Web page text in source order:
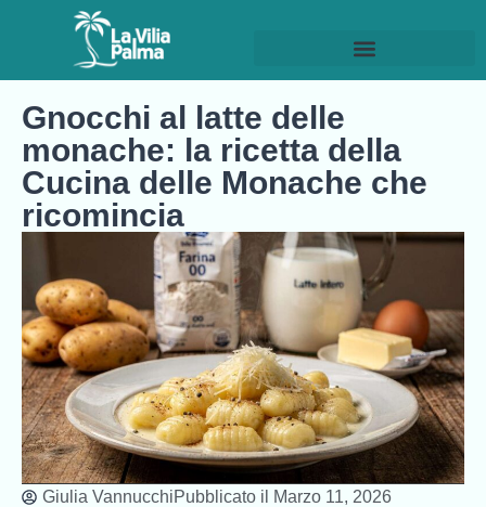
Gnocchi al latte delle
monache: la ricetta della
Cucina delle Monache che
ricomincia
Giulia VannucchiPubblicato il Marzo 11, 2026